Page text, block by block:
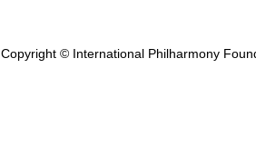
Copyright © International Philharmony